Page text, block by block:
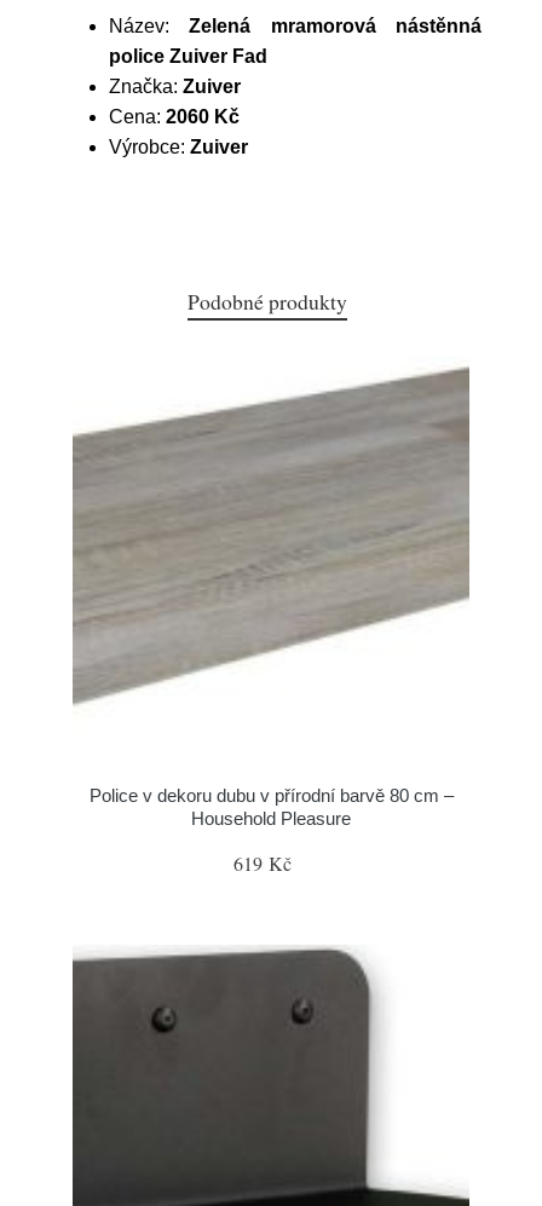
Název:Zelená mramorová nástěnná
police Zuiver Fad
Značka: Zuiver
Cena: 2060 Kč
Výrobce: Zuiver
Podobné produkty
Police v dekoru dubu v přírodní barvě 80 cm –
Household Pleasure
619 Kč